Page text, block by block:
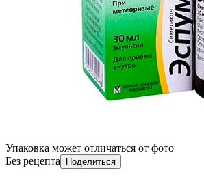
Упаковка может отличаться от фото
Без рецепта
Поделиться